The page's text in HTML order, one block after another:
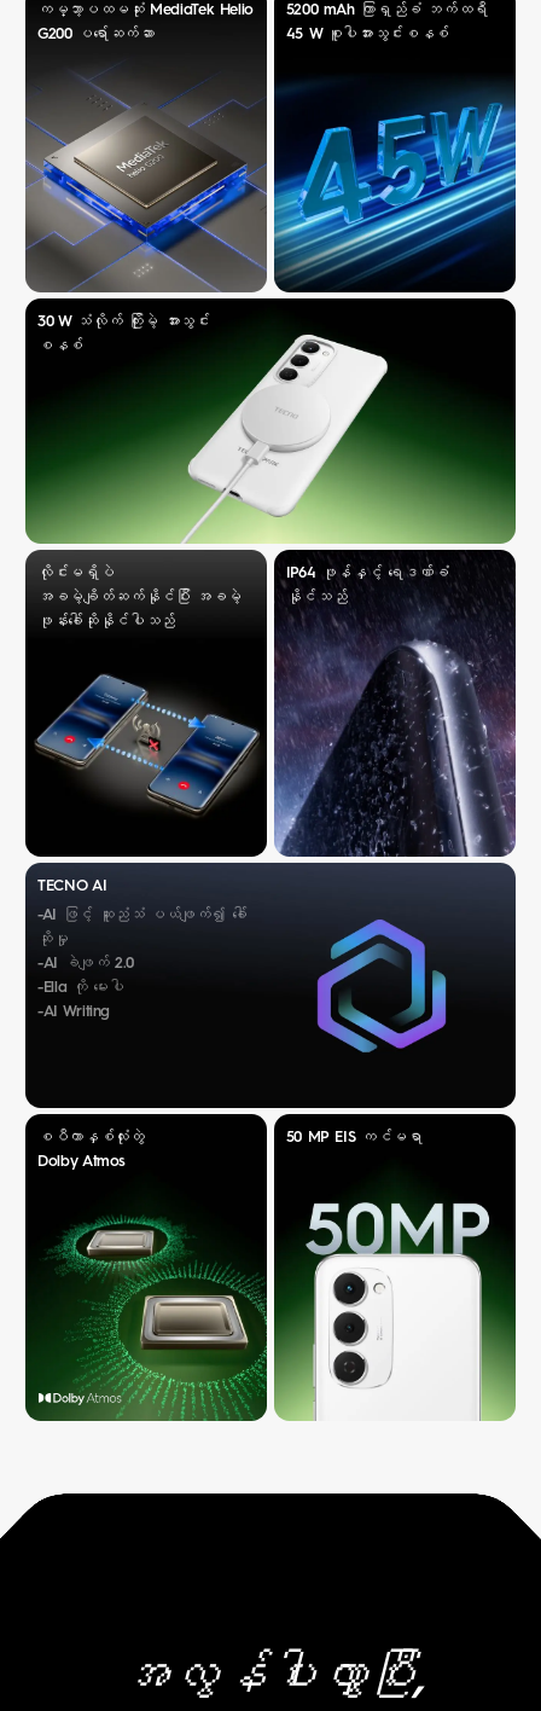
ကမ္ဘာ့ပထမဆုံး MediaTek Helio
G200 ပရော်ဆက်ဆာ
5200 mAh ကြာရှည်ခံ ဘက်ထရီ
45 W စူပါအားသွင်းစနစ်
30 W သံလိုက် ကြိုးမဲ့ အားသွင်း
စနစ်
လိုင်းမရှိပဲ
အခမဲ့ချိတ်ဆက်နိုင်ပြီး အခမဲ့
ဖုန်းခေါ်ဆိုနိုင်ပါသည်
IP64 ဖုန်နှင့် ရေဒဏ်ခံ
နိုင်သည်
TECNO AI
-AI ဖြင့် ဆူညံသံ ပယ်ဖျက်၍ ခေါ်
ဆိုမှု
-AI ခဲဖျက် 2.0
-Ella ကို မေးပါ
-AI Writing
စပီကာနှစ်လုံးတွဲ
Dolby Atmos
50 MP EIS ကင်မရာ
အလွန်ပါးလွှာပြီး,